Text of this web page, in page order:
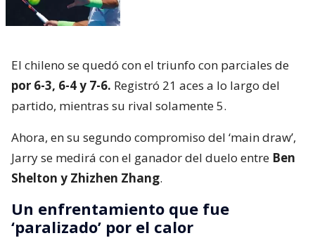
El chileno se quedó con el triunfo con parciales de
por 6-3, 6-4 y 7-6. Registró 21 aces a lo largo del
partido, mientras su rival solamente 5.
Ahora, en su segundo compromiso del ‘main draw’,
Jarry se medirá con el ganador del duelo entre Ben
Shelton y Zhizhen Zhang.
Un enfrentamiento que fue
‘paralizado’ por el calor